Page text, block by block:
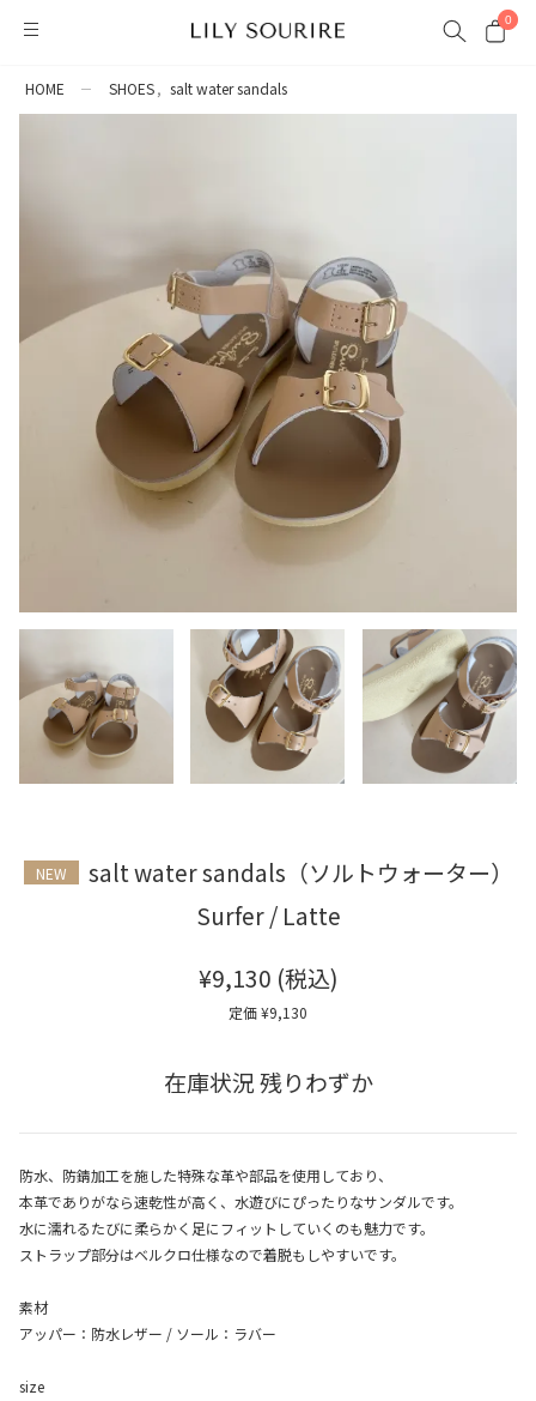
0
HOME SHOES salt water sandals
NEW
salt water sandals（ソルトウォーター）
Surfer / Latte
¥9,130 (税込)
定価 ¥9,130
在庫状況 残りわずか
防水、防錆加工を施した特殊な革や部品を使用しており、
本革でありがなら速乾性が高く、水遊びにぴったりなサンダルです。
水に濡れるたびに柔らかく足にフィットしていくのも魅力です。
ストラップ部分はベルクロ仕様なので着脱もしやすいです。
素材
アッパー：防水レザー / ソール：ラバー
size